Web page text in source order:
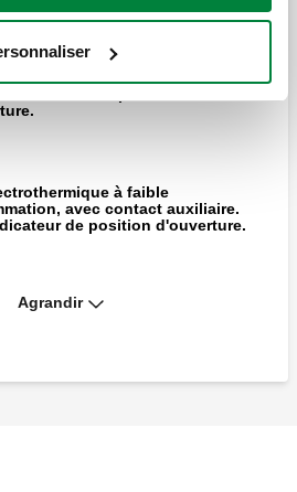
401, 402, 455, 456.
à faible
avec contact auxiliaire.
de position d'ouverture.
à faible
Agrandir